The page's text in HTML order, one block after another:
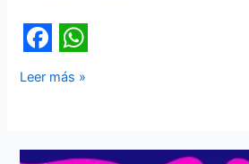
F
a
e
W
h
t
Leer más »